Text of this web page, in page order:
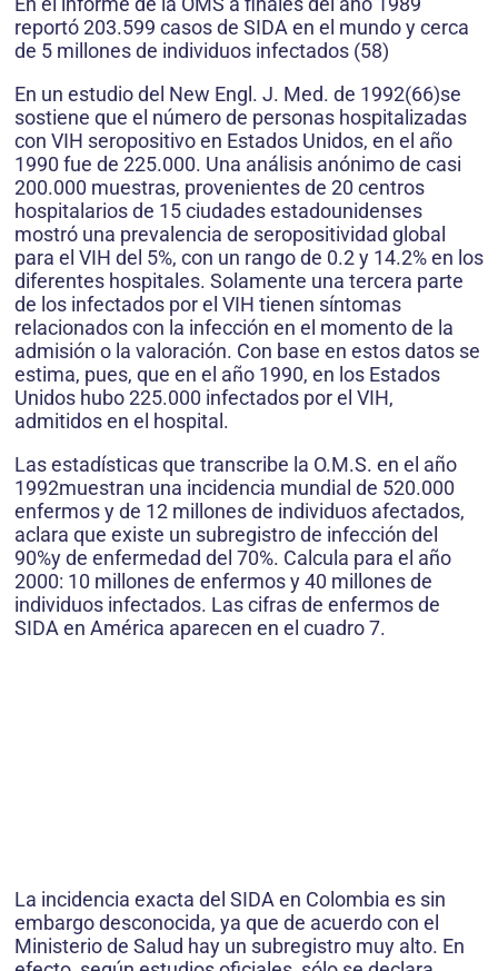
reportó 203.599 casos de SIDA en el mundo y cerca
de 5 millones de individuos infectados (58)
En un estudio del New Engl. J. Med. de 1992(66)se
sostiene que el número de personas hospitalizadas
con VIH seropositivo en Estados Unidos, en el año
1990 fue de 225.000. Una análisis anónimo de casi
200.000 muestras, provenientes de 20 centros
hospitalarios de 15 ciudades estadounidenses
mostró una prevalencia de seropositividad global
para el VIH del 5%, con un rango de 0.2 y 14.2% en los
diferentes hospitales. Solamente una tercera parte
de los infectados por el VIH tienen síntomas
relacionados con la infección en el momento de la
admisión o la valoración. Con base en estos datos se
estima, pues, que en el año 1990, en los Estados
Unidos hubo 225.000 infectados por el VIH,
admitidos en el hospital.
Las estadísticas que transcribe la O.M.S. en el año
1992muestran una incidencia mundial de 520.000
enfermos y de 12 millones de individuos afectados,
aclara que existe un subregistro de infección del
90%y de enfermedad del 70%. Calcula para el año
2000: 10 millones de enfermos y 40 millones de
individuos infectados. Las cifras de enfermos de
SIDA en América aparecen en el cuadro 7.
La incidencia exacta del SIDA en Colombia es sin
embargo desconocida, ya que de acuerdo con el
Ministerio de Salud hay un subregistro muy alto. En